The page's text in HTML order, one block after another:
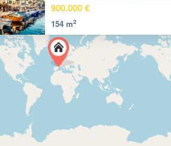
900.000 €
154 m2